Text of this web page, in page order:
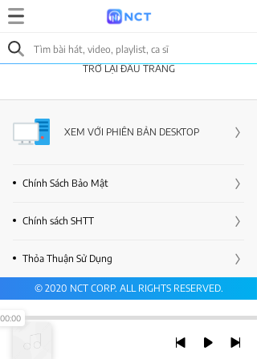
TRỞ LẠI ĐẦU TRANG
XEM VỚI PHIÊN BẢN DESKTOP
Chính Sách Bảo Mật
Chính sách SHTT
Thỏa Thuận Sử Dụng
© 2020 NCT CORP. ALL RIGHTS RESERVED.
00:00